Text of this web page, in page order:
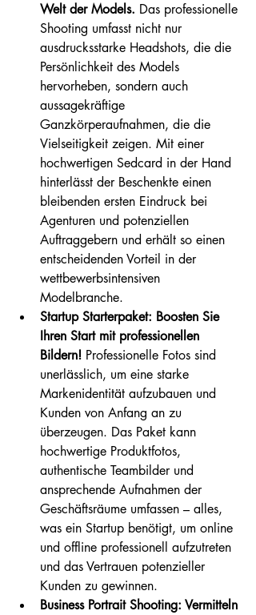
Welt der Models. Das professionelle
Shooting umfasst nicht nur
ausdrucksstarke Headshots, die die
Persönlichkeit des Models
hervorheben, sondern auch
aussagekräftige
Ganzkörperaufnahmen, die die
Vielseitigkeit zeigen. Mit einer
hochwertigen Sedcard in der Hand
hinterlässt der Beschenkte einen
bleibenden ersten Eindruck bei
Agenturen und potenziellen
Auftraggebern und erhält so einen
entscheidenden Vorteil in der
wettbewerbsintensiven
Modelbranche.
Startup Starterpaket: Boosten Sie
Ihren Start mit professionellen
Bildern! Professionelle Fotos sind
unerlässlich, um eine starke
Markenidentität aufzubauen und
Kunden von Anfang an zu
überzeugen. Das Paket kann
hochwertige Produktfotos,
authentische Teambilder und
ansprechende Aufnahmen der
Geschäftsräume umfassen – alles,
was ein Startup benötigt, um online
und offline professionell aufzutreten
und das Vertrauen potenzieller
Kunden zu gewinnen.
Business Portrait Shooting: Vermitteln